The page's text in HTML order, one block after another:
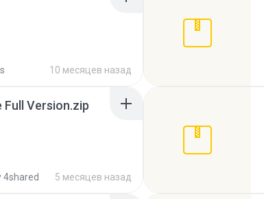
10 месяцев назад
Full Version.zip
4shared 5 месяцев назад